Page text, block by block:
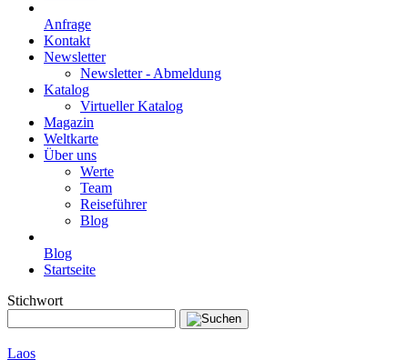
Anfrage
Kontakt
Newsletter
Newsletter - Abmeldung
Katalog
Virtueller Katalog
Magazin
Weltkarte
Über uns
Werte
Team
Reiseführer
Blog
Blog
Startseite
Stichwort
Laos